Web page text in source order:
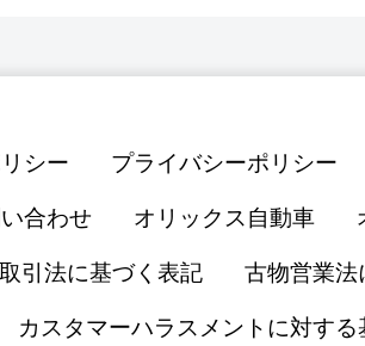
シー プライバシーポリシー
合わせ オリックス自動車
引法に基づく表記 古物営業法
カスタマーハラスメントに対する